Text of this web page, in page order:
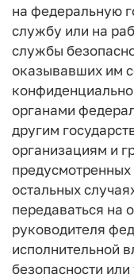
на федеральную
службу или на
службы
оказывавших им
органами
другим
организациям и
остальных
передаваться на
руководителя
исполнительной
безопасности